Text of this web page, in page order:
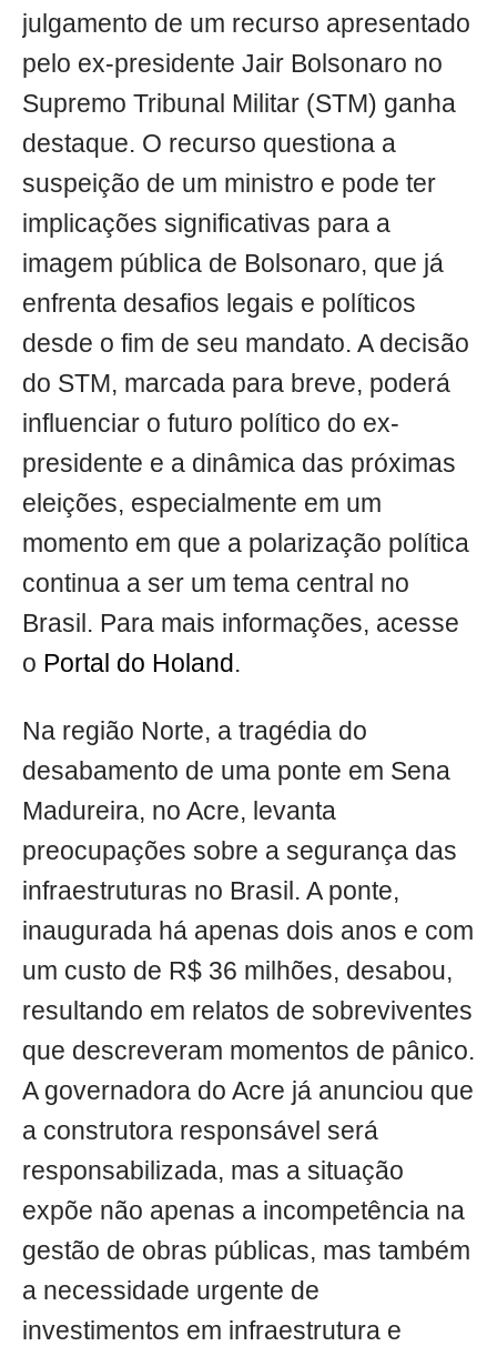
julgamento de um recurso apresentado
pelo ex-presidente Jair Bolsonaro no
Supremo Tribunal Militar (STM) ganha
destaque. O recurso questiona a
suspeição de um ministro e pode ter
implicações significativas para a
imagem pública de Bolsonaro, que já
enfrenta desafios legais e políticos
desde o fim de seu mandato. A decisão
do STM, marcada para breve, poderá
influenciar o futuro político do ex-
presidente e a dinâmica das próximas
eleições, especialmente em um
momento em que a polarização política
continua a ser um tema central no
Brasil. Para mais informações, acesse
o Portal do Holand .
Na região Norte, a tragédia do
desabamento de uma ponte em Sena
Madureira, no Acre, levanta
preocupações sobre a segurança das
infraestruturas no Brasil. A ponte,
inaugurada há apenas dois anos e com
um custo de R$ 36 milhões, desabou,
resultando em relatos de sobreviventes
que descreveram momentos de pânico.
A governadora do Acre já anunciou que
a construtora responsável será
responsabilizada, mas a situação
expõe não apenas a incompetência na
gestão de obras públicas, mas também
a necessidade urgente de
investimentos em infraestrutura e